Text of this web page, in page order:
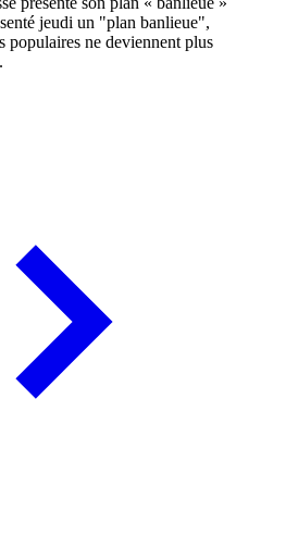
jeudi un "plan banlieue",
populaires ne deviennent plus